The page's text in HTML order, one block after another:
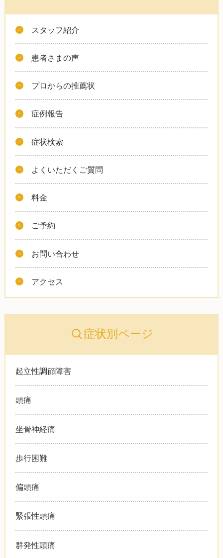
スタッフ紹介
患者さまの声
プロからの推薦状
症例報告
症状検索
よくいただくご質問
料金
ご予約
お問い合わせ
アクセス
症状別ページ
起立性調節障害
頭痛
坐骨神経痛
歩行困難
偏頭痛
緊張性頭痛
群発性頭痛